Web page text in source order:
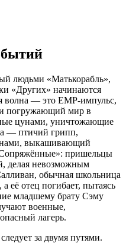
людьми «Матькорабль»,
«Других» начинаются
волна — это EMP-импульс,
погружающий мир в
цунами, уничтожающие
— птичий грипп,
выкашивающий
пришельцы
делая невозможным
обычная школьница
её отец погибает, пытаясь
младшему брату Сэму
военные,
лагерь.
за двумя путями.